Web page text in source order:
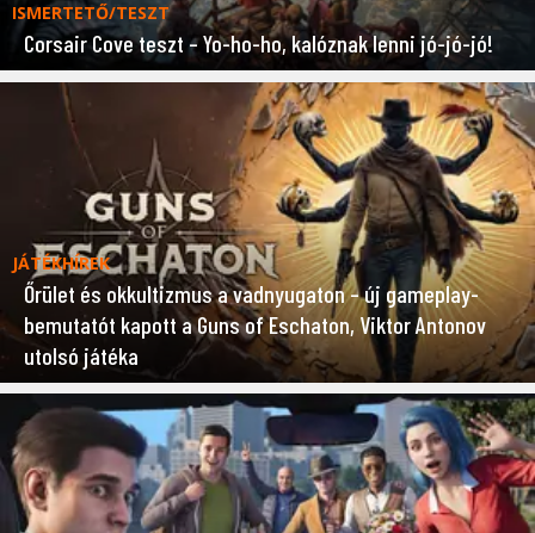
ISMERTETŐ/TESZT
Corsair Cove teszt – Yo-ho-ho, kalóznak lenni jó-jó-jó!
JÁTÉKHÍREK
Őrület és okkultizmus a vadnyugaton – új gameplay-
bemutatót kapott a Guns of Eschaton, Viktor Antonov
utolsó játéka